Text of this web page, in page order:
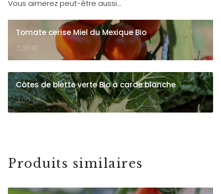
Vous aimerez peut-être aussi…
Tomate cerise Miel du Mexique Bio
3,00 €
Côtes de blette verte Bio à carde blanche
3,00€
Produits similaires